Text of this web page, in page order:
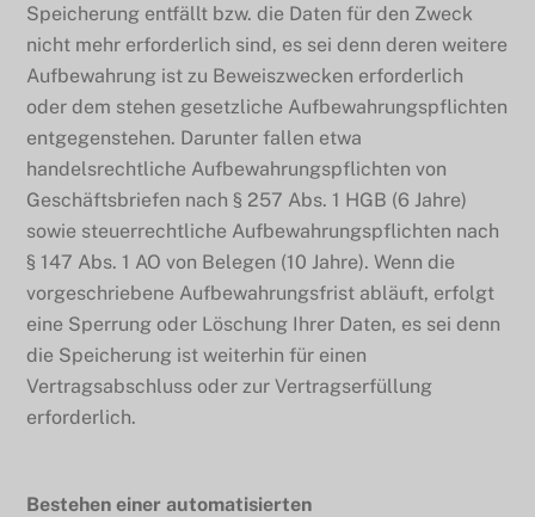
Speicherung entfällt bzw. die Daten für den Zweck
nicht mehr erforderlich sind, es sei denn deren weitere
Aufbewahrung ist zu Beweiszwecken erforderlich
oder dem stehen gesetzliche Aufbewahrungspflichten
entgegenstehen. Darunter fallen etwa
handelsrechtliche Aufbewahrungspflichten von
Geschäftsbriefen nach § 257 Abs. 1 HGB (6 Jahre)
sowie steuerrechtliche Aufbewahrungspflichten nach
§ 147 Abs. 1 AO von Belegen (10 Jahre). Wenn die
vorgeschriebene Aufbewahrungsfrist abläuft, erfolgt
eine Sperrung oder Löschung Ihrer Daten, es sei denn
die Speicherung ist weiterhin für einen
Vertragsabschluss oder zur Vertragserfüllung
erforderlich.
Bestehen einer automatisierten